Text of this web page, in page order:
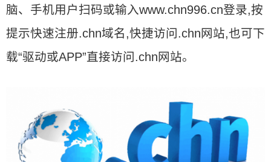
脑、手机用户扫码或输入www.chn996.cn登录,按
提示快速注册.chn域名,快捷访问.chn网站,也可下
载“驱动或APP”直接访问.chn网站。